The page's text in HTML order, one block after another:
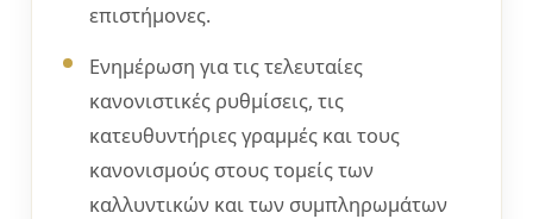
επιστήμονες.
Ενημέρωση για τις τελευταίες
κανονιστικές ρυθμίσεις, τις
κατευθυντήριες γραμμές και τους
κανονισμούς στους τομείς των
καλλυντικών και των συμπληρωμάτων